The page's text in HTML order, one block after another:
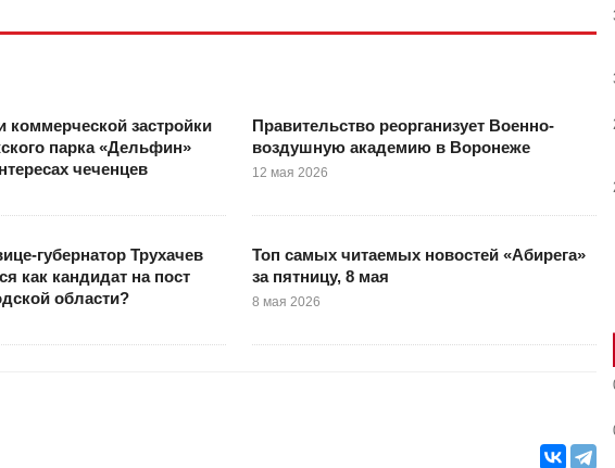
коммерческой застройки
парка «Дельфин»
чеченцев
Правительство реорганизует Военно-
воздушную академию в Воронеже
12 мая 2026
губернатор Трухачев
как кандидат на пост
области?
Топ самых читаемых новостей «Абирега»
за пятницу, 8 мая
8 мая 2026